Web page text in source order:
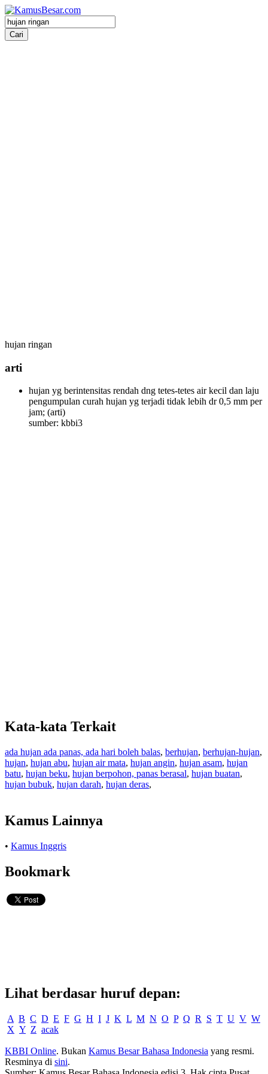
hujan ringan
arti
hujan yg berintensitas rendah dng tetes-tetes air kecil dan laju
pengumpulan curah hujan yg terjadi tidak lebih dr 0,5 mm per
jam; (arti)
sumber: kbbi3
Kata-kata Terkait
ada hujan ada panas, ada hari boleh balas, berhujan, berhujan-hujan,
hujan, hujan abu, hujan air mata, hujan angin, hujan asam, hujan
batu, hujan beku, hujan berpohon, panas berasal, hujan buatan,
hujan bubuk, hujan darah, hujan deras,
Kamus Lainnya
• Kamus Inggris
Bookmark
Lihat berdasar huruf depan:
A B C D E F G H I J K L M N O P Q R S T U V W
X Y Z acak
KBBI Online. Bukan Kamus Besar Bahasa Indonesia yang resmi.
Resminya di sini.